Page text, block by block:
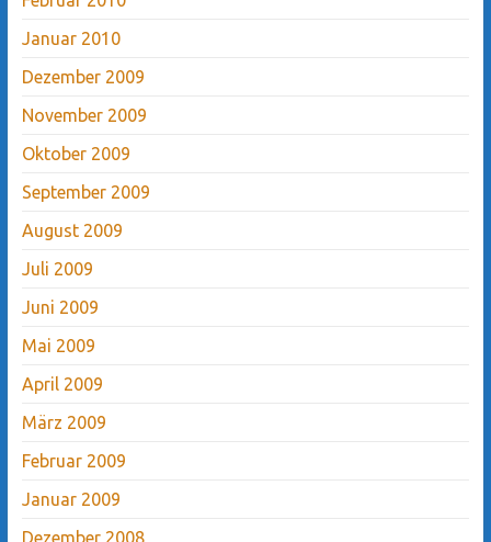
Januar 2010
Dezember 2009
November 2009
Oktober 2009
September 2009
August 2009
Juli 2009
Juni 2009
Mai 2009
April 2009
März 2009
Februar 2009
Januar 2009
Dezember 2008